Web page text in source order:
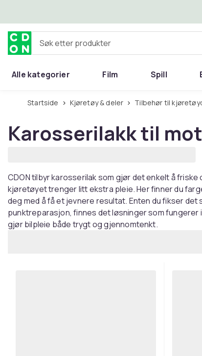
Søk etter produkter
Alle kategorier Film Spill
Startside Kjøretøy & deler Tilbehør til
Karosserilakk til
CDON tilbyr karosserilak som gjør det enkelt å
kjøretøyet trenger litt ekstra pleie. Her finner du
deg med å få et jevnere resultat. Enten du fikser
punktreparasjon, finnes det løsninger som fungerer
gjør bilpleie både trygt og gjennomtenkt.